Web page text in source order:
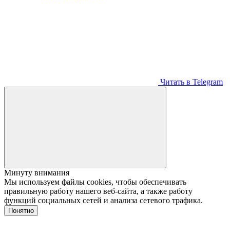
Читать в Telegram
Минуту внимания
Мы используем файлы cookies, чтобы обеспечивать
правильную работу нашего веб-сайта, а также работу
функций социальных сетей и анализа сетевого трафика.
Понятно